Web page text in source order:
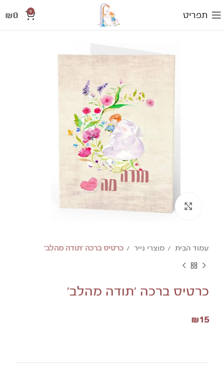
תפריט 0
₪0
להגדלת התמונה לחצו
עמוד הבית מוצרי נייר כרטיס ברכה 'תודה מהלב'
כרטיס ברכה 'תודה מהלב'
₪15